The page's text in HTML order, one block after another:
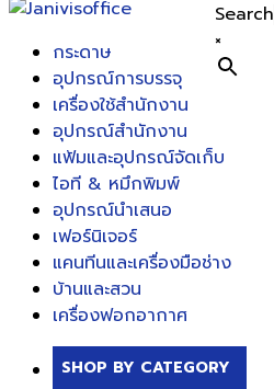
Search
×
กระดาษ
อุปกรณ์การบรรจุ
เครื่องใช้สำนักงาน
อุปกรณ์สำนักงาน
แฟ้มและอุปกรณ์จัดเก็บ
ไอที & หมึกพิมพ์
อุปกรณ์นำเสนอ
เฟอร์นิเจอร์
แคนทีนและเครื่องมือช่าง
บ้านและสวน
เครื่องฟอกอากาศ
SHOP BY CATEGORY